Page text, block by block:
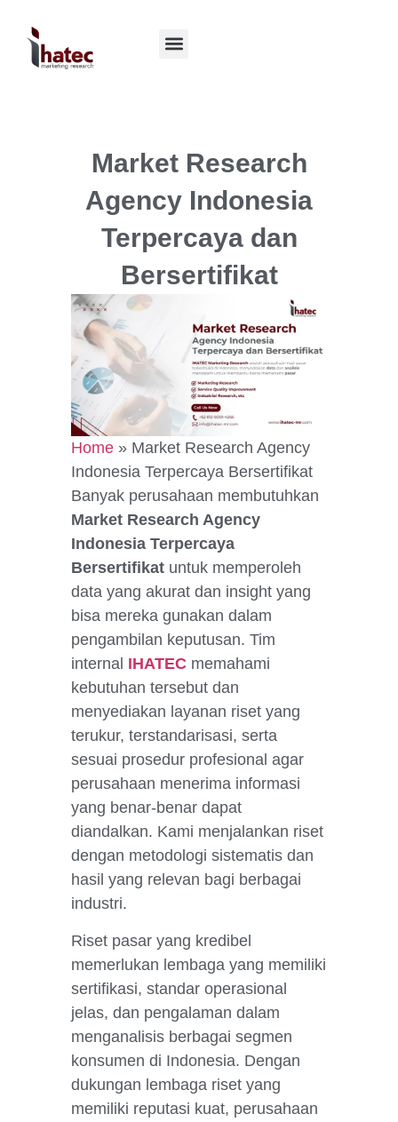
Market Research
Agency Indonesia
Terpercaya dan
Bersertifikat
Home » Market Research Agency
Indonesia Terpercaya Bersertifikat
Banyak perusahaan membutuhkan
Market Research Agency
Indonesia Terpercaya
Bersertifikat untuk memperoleh
data yang akurat dan insight yang
bisa mereka gunakan dalam
pengambilan keputusan. Tim
internal IHATEC memahami
kebutuhan tersebut dan
menyediakan layanan riset yang
terukur, terstandarisasi, serta
sesuai prosedur profesional agar
perusahaan menerima informasi
yang benar-benar dapat
diandalkan. Kami menjalankan riset
dengan metodologi sistematis dan
hasil yang relevan bagi berbagai
industri.
Riset pasar yang kredibel
memerlukan lembaga yang memiliki
sertifikasi, standar operasional
jelas, dan pengalaman dalam
menganalisis berbagai segmen
konsumen di Indonesia. Dengan
dukungan lembaga riset yang
memiliki reputasi kuat, perusahaan